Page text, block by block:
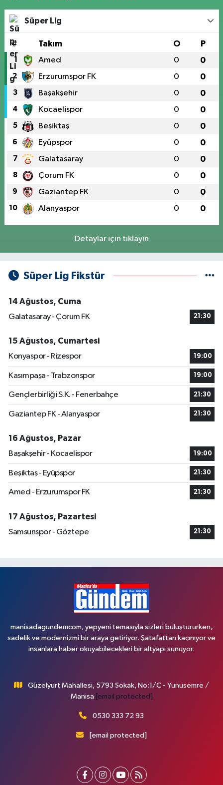
Süper Lig
# Takım O P
1 Amed 0 0
2 Erzurumspor FK 0 0
3 Başakşehir 0 0
4 Kocaelispor 0 0
5 Beşiktaş 0 0
6 Eyüpspor 0 0
7 Galatasaray 0 0
8 Çorum FK 0 0
9 Gaziantep FK 0 0
10 Alanyaspor 0 0
Detaylar için tıklayın
Süper Lig Fikstür
14 Ağustos, Cuma
Galatasaray - Çorum FK
21:30
15 Ağustos, Cumartesi
Konyaspor - Rizespor
19:00
Kasımpaşa - Trabzonspor 19:00
Gençlerbirliği S.K. - Fenerbahçe 21:30
Gaziantep FK - Alanyaspor 21:30
16 Ağustos, Pazar
Başakşehir - Kocaelispor
19:00
Beşiktaş - Eyüpspor 21:30
Amed - Erzurumspor FK 21:30
17 Ağustos, Pazartesi
Samsunspor - Göztepe
21:30
manisadagundemcom, yepyeni temasıyla sizleri buluştururken,
sadelik ve modernizmi bir araya getiriyor. Şatafattan kaçınıyor ve
insanlara haber okuyabilecekleri bir altyapı sunuyor.
Güzelyurt Mahallesi, 5793 Sokak, No:1/C - Yunusemre /
Manisa [email protected]
0530 333 72 93
[email protected]